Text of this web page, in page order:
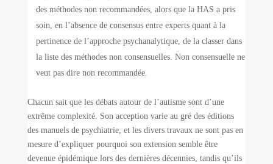
des méthodes non recommandées, alors que la HAS a pris
soin, en l’absence de consensus entre experts quant à la
pertinence de l’approche psychanalytique, de la classer dans
la liste des méthodes non consensuelles. Non consensuelle ne
veut pas dire non recommandée.
Chacun sait que les débats autour de l’autisme sont d’une
extrême complexité. Son acception varie au gré des éditions
des manuels de psychiatrie, et les divers travaux ne sont pas en
mesure d’expliquer pourquoi son extension semble être
devenue épidémique lors des dernières décennies, tandis qu’ils